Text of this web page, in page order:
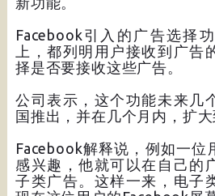
Facebook引入的广告选择
上，都列明用户接收到广告
择是否要接收这些广告。
公司表示，这个功能未来几
国推出，并在几个月内，扩大
Facebook解释说，例如一位
感兴趣，他就可以在自己的
子类广告。这样一来，电子